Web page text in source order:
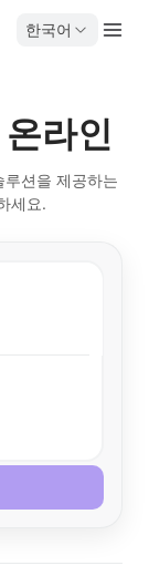
한국어
라인
션을 제공하는
세요.